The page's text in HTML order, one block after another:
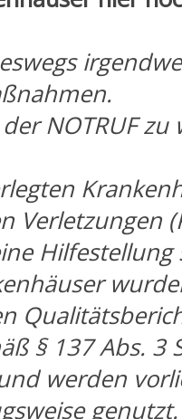
NOTRUF zu
Verletzungen
Hilfestellung
§ 137 Abs. 3
werden
genutzt.